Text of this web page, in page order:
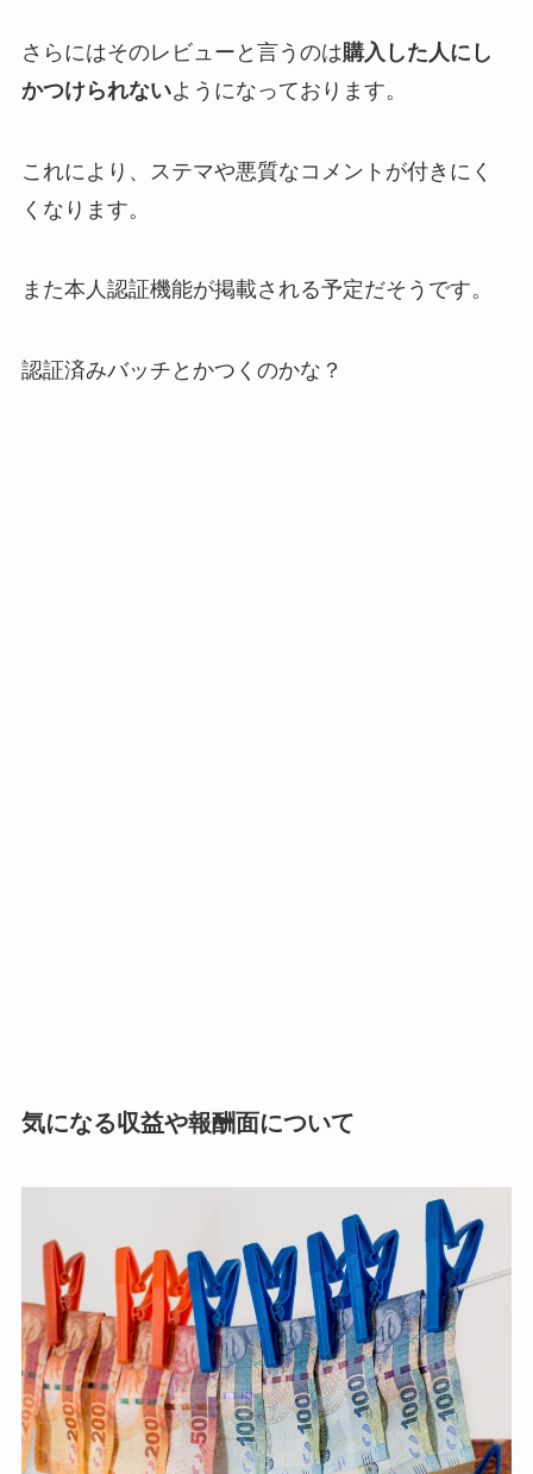
さらにはそのレビューと言うのは購入した人にし
かつけられないようになっております。
これにより、ステマや悪質なコメントが付きにく
くなります。
また本人認証機能が掲載される予定だそうです。
認証済みバッチとかつくのかな？
気になる収益や報酬面について